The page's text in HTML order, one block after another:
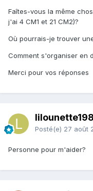
Faîtes-vous la même
j'ai 4 CM1 et 21 CM2)?
Où pourrais-je trouver
Comment s'organiser en
Merci pour vos réponses
Posté(e) 27 août
Personne pour m'aider?